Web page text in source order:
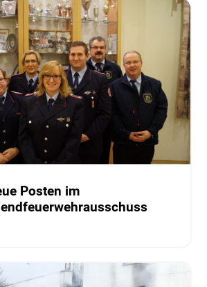
Posten im